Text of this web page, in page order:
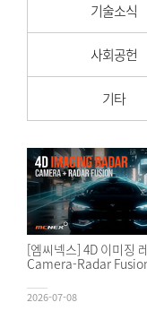
기술소식
사회공헌
기타
[엠씨넥스] 4D 이미징
Camera-Radar
2026-07-08